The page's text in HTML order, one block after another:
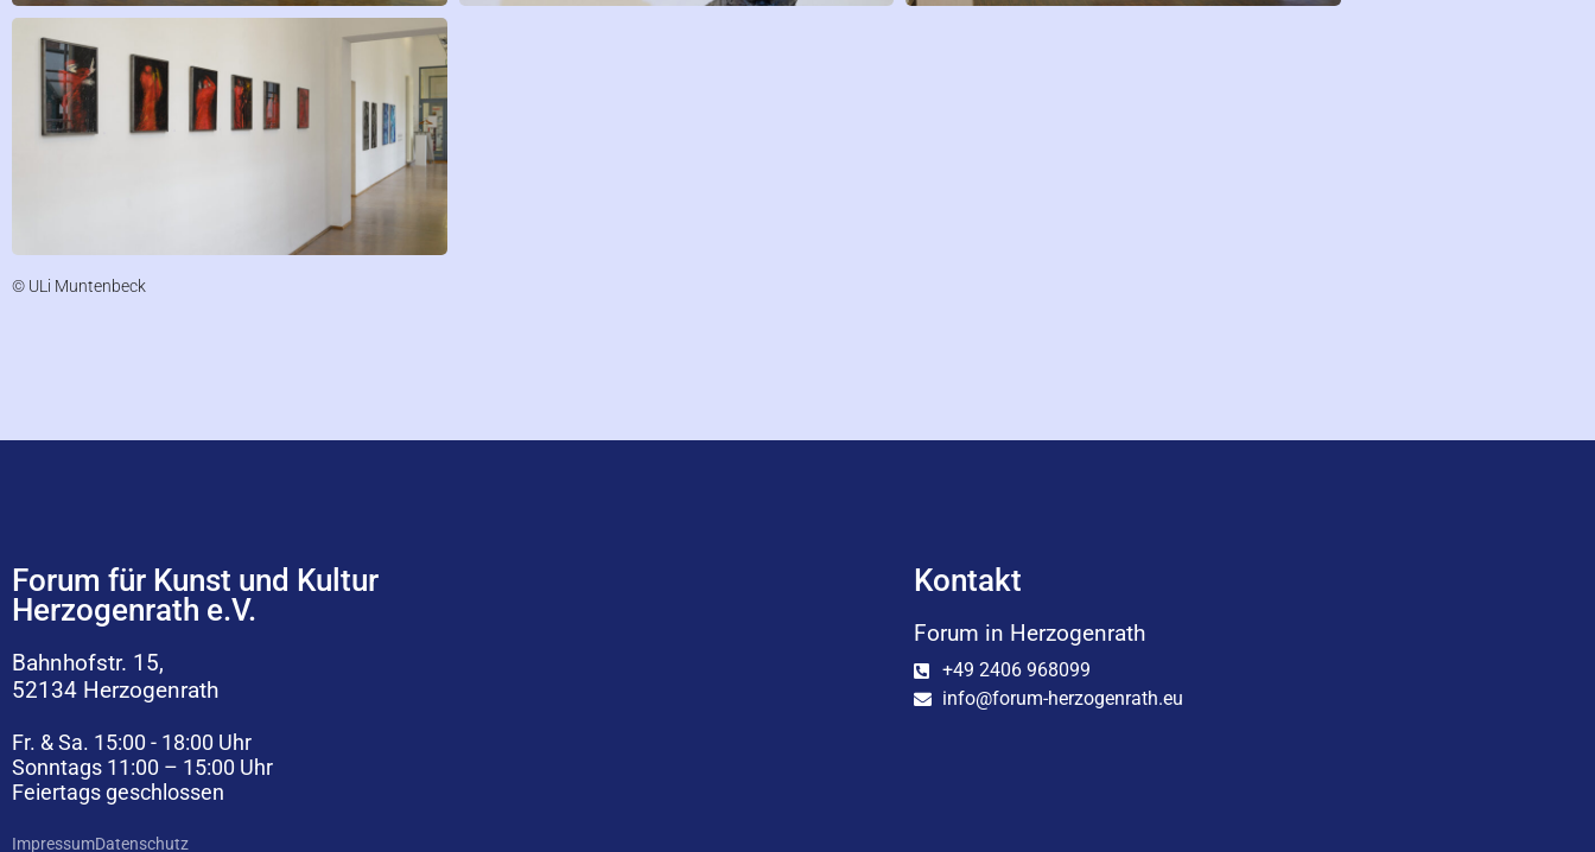
© ULi Muntenbeck
Forum für Kunst und Kultur
Herzogenrath e.V.
Bahnhofstr. 15,
52134 Herzogenrath
Fr. & Sa. 15:00 - 18:00 Uhr
Sonntags 11:00 – 15:00 Uhr
Feiertags geschlossen
ImpressumDatenschutz
Kontakt
Forum in Herzogenrath
+49 2406 968099
info@forum-herzogenrath.eu